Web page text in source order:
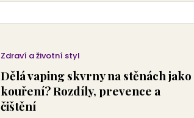
Zdraví a životní styl
Dělá vaping skvrny na stěnách jako
kouření? Rozdíly, prevence a
čištění